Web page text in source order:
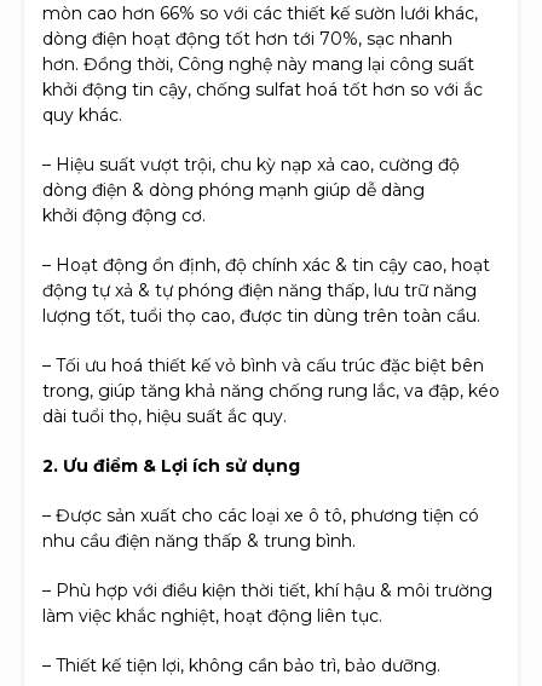
mòn cao hơn 66% so với các thiết kế sườn lưới khác,
dòng điện hoạt động tốt hơn tới 70%, sạc nhanh
hơn. Đồng thời, Công nghệ này mang lại công suất
khởi động tin cậy, chống sulfat hoá tốt hơn so với ắc
quy khác.
– Hiệu suất vượt trội, chu kỳ nạp xả cao, cường độ
dòng điện & dòng phóng mạnh giúp dễ dàng
khởi động động cơ.
– Hoạt động ổn định, độ chính xác & tin cậy cao, hoạt
động tự xả & tự phóng điện năng thấp, lưu trữ năng
lượng tốt, tuổi thọ cao, được tin dùng trên toàn cầu.
– Tối ưu hoá thiết kế vỏ bình và cấu trúc đặc biệt bên
trong, giúp tăng khả năng chống rung lắc, va đập, kéo
dài tuổi thọ, hiệu suất ắc quy.
2. Ưu điểm & Lợi ích sử dụng
– Được sản xuất cho các loại xe ô tô, phương tiện có
nhu cầu điện năng thấp & trung bình.
– Phù hợp với điều kiện thời tiết, khí hậu & môi trường
làm việc khắc nghiệt, hoạt động liên tục.
– Thiết kế tiện lợi, không cần bảo trì, bảo dưỡng.